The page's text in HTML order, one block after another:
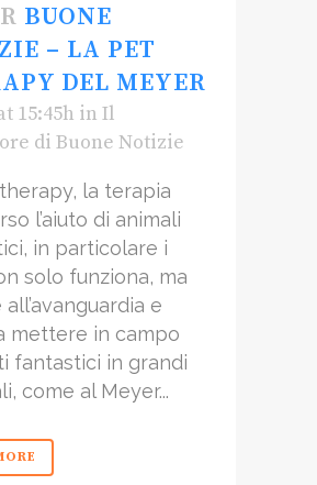
BUONE
– LA PET
DEL MEYER
15:45h in Il
di Buone Notizie
la terapia
l’aiuto di animali
in particolare i
solo funziona, ma
all’avanguardia e
mettere in campo
fantastici in grandi
come al Meyer...